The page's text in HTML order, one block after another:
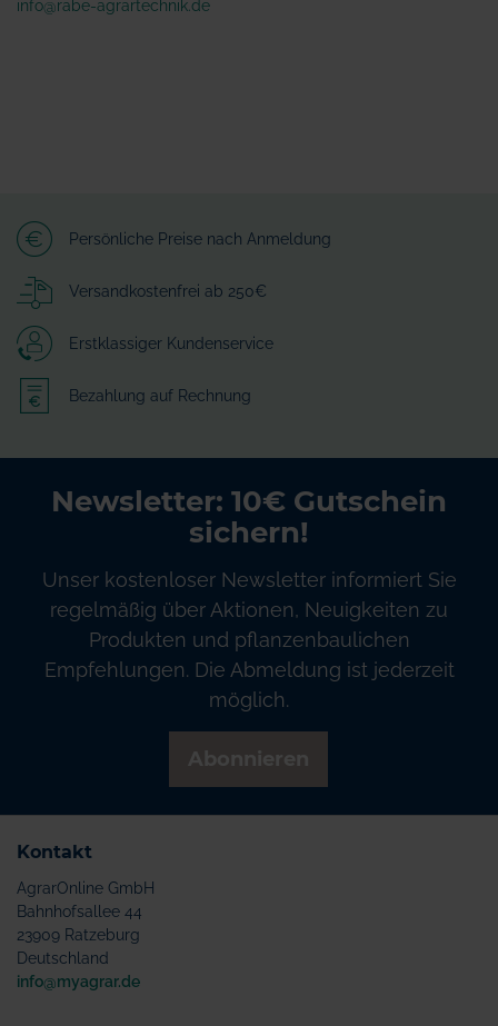
info@rabe-agrartechnik.de
Persönliche Preise nach Anmeldung
Versandkostenfrei ab 250€
Erstklassiger Kundenservice
Bezahlung auf Rechnung
Newsletter: 10€ Gutschein
sichern!
Unser kostenloser Newsletter informiert Sie
regelmäßig über Aktionen, Neuigkeiten zu
Produkten und pflanzenbaulichen
Empfehlungen. Die Abmeldung ist jederzeit
möglich.
Kontakt
AgrarOnline GmbH
Bahnhofsallee 44
23909 Ratzeburg
Deutschland
info@myagrar.de